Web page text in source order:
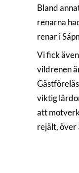
Bland
renarna
renar i
Vi fick
vildrenen
viktig
att
rejält, över